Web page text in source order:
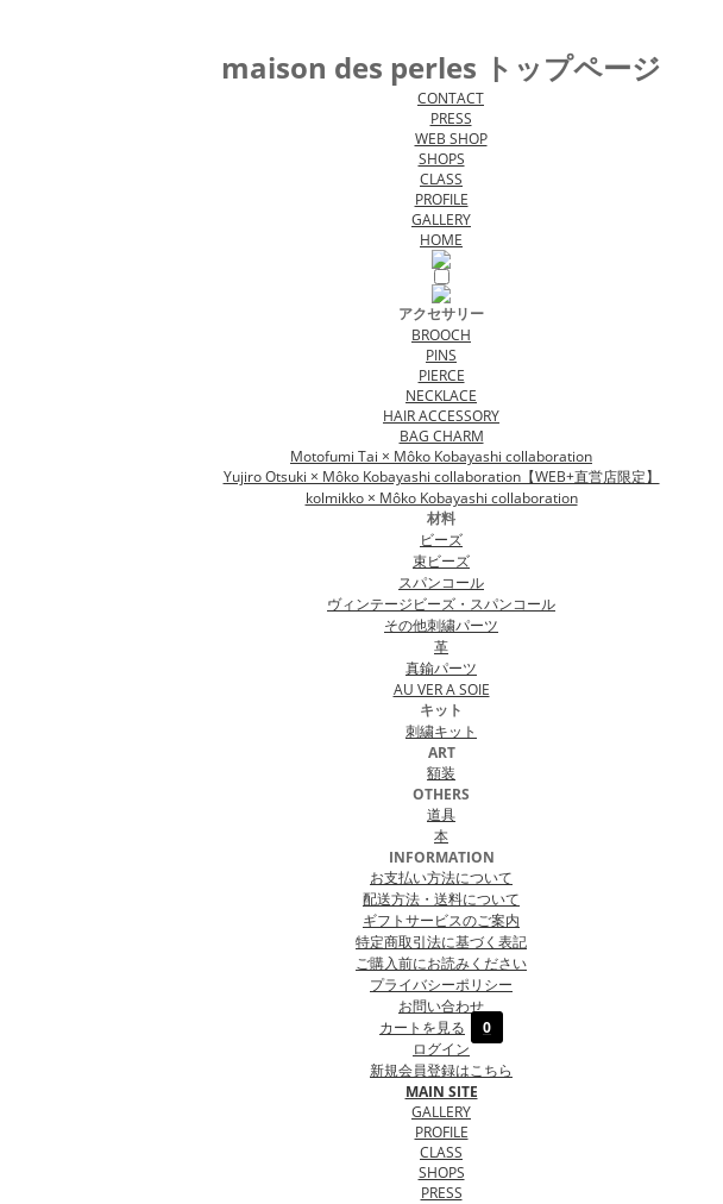
maison des perles トップページ
CONTACT
PRESS
WEB SHOP
SHOPS
CLASS
PROFILE
GALLERY
HOME
アクセサリー
BROOCH
PINS
PIERCE
NECKLACE
HAIR ACCESSORY
BAG CHARM
Motofumi Tai × Môko Kobayashi collaboration
Yujiro Otsuki × Môko Kobayashi collaboration【WEB+直営店限定】
kolmikko × Môko Kobayashi collaboration
材料
ビーズ
束ビーズ
スパンコール
ヴィンテージビーズ・スパンコール
その他刺繍パーツ
革
真鍮パーツ
AU VER A SOIE
キット
刺繍キット
ART
額装
OTHERS
道具
本
INFORMATION
お支払い方法について
配送方法・送料について
ギフトサービスのご案内
特定商取引法に基づく表記
ご購入前にお読みください
プライバシーポリシー
お問い合わせ
カートを見る
0
ログイン
新規会員登録はこちら
MAIN SITE
GALLERY
PROFILE
CLASS
SHOPS
PRESS